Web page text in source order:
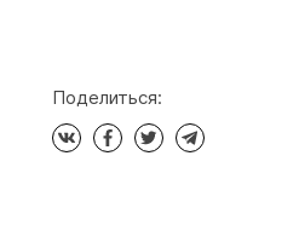
Поделиться: